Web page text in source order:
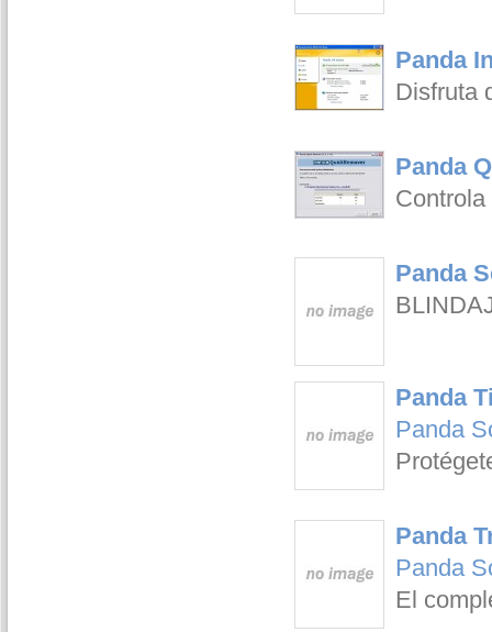
Panda
Disfruta
Panda
Panda
Panda
Panda
Panda
Panda
El